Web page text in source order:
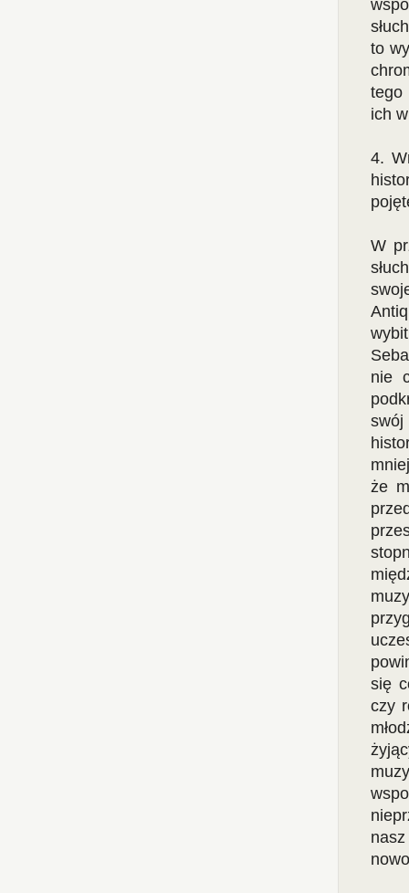
to
tego
ich
4.
W
nie
swój
że
się
czy